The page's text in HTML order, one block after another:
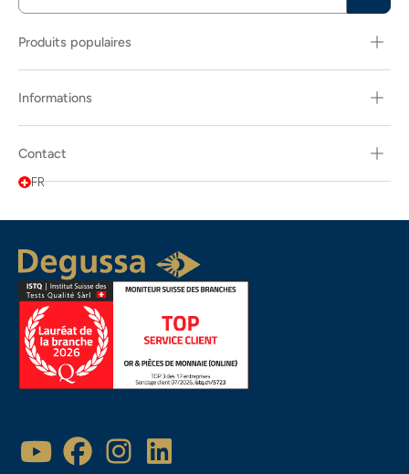
Produits populaires
Informations
Contact
FR